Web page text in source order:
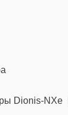
Dionis-NXe